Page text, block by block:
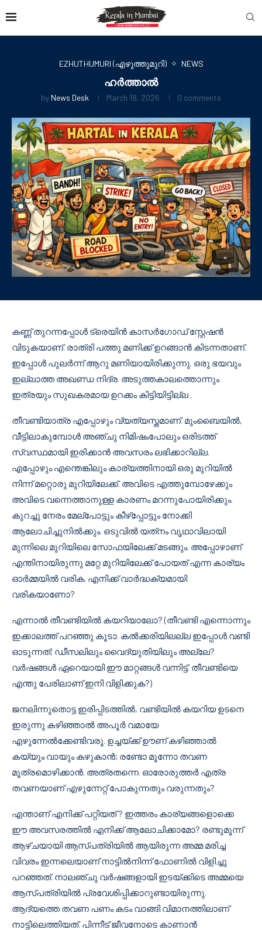
EZHUTHUMURI (എഴുത്തുമുറി) NEWS
ഹർത്താൽ
by News Desk March 18, 2026 0 comments
കണ്ണ് തുറന്നപ്പോൾ ട്രെയിൻ കാസർഗോഡ് സ്റ്റേഷൻ
വിടുകയാണ്. രാത്രി പത്തു മണിക്ക് ഉറങ്ങാൻ കിടന്നതാണ്.
ഇപ്പോൾ പുലർന്ന് ആറു മണിയായിരിക്കുന്നു. ഒരു ഭയവും
ഇല്ലാത്ത അഖണ്ഡ നിദ്ര. അടുത്തകാലത്തൊന്നും
ഇത്രയും സുഖകരമായ ഉറക്കം കിട്ടിയിട്ടില്ല .
തീവണ്ടിയാത്ര എപ്പോഴും വ്യത്യസ്തമാണ്. മുംബൈയിൽ,
വീട്ടിലാകുമ്പോൾ അഞ്ചു നിമിഷംപോലും ഒരിടത്ത്
സ്വസ്ഥമായി ഇരിക്കാൻ അവസരം ലഭിക്കാറില്ല.
എപ്പോഴും എന്തെങ്കിലും കാര്യത്തിനായി ഒരു മുറിയിൽ
നിന്ന് മറ്റൊരു മുറിയിലേക്ക്. അവിടെ എത്തുമ്പോഴേക്കും
അവിടെ വന്നെത്താനുള്ള കാരണം മറന്നുപോയിരിക്കും.
കുറച്ചു നേരം മേല്പോട്ടും കീഴ്പ്പോട്ടും നോക്കി
ആലോചിച്ചുനിൽക്കും. ഒടുവിൽ യത്‌നം വൃഥാവിലായി
മുന്നിലെ മുറിയിലെ സോഫയിലേക്ക് മടങ്ങും. അപ്പോഴാണ്
എന്തിനായിരുന്നു മറ്റേ മുറിയിലേക്ക് പോയത് എന്ന കാര്യം
ഓർമ്മയിൽ വരിക. എനിക്ക് വാർദ്ധക്യമായി
വരികയാണോ?
എന്നാൽ തീവണ്ടിയിൽ കയറിയാലോ? (തീവണ്ടി എന്നൊന്നും
ഇക്കാലത്ത് പറഞ്ഞു കൂടാ. കൽക്കരിയിലല്ല ഇപ്പോൾ വണ്ടി
ഓടുന്നത്; ഡീസലിലും വൈദ്യുതിയിലും അല്ലേ?
വർഷങ്ങൾ ഏറെയായി ഈ മാറ്റങ്ങൾ വന്നിട്ട്. തീവണ്ടിയെ
എന്തു പേരിലാണ് ഇനി വിളിക്കുക?)
ജനലിന്നുതൊട്ട ഇരിപ്പിടത്തിൽ, വണ്ടിയിൽ കയറിയ ഉടനെ
ഇരുന്നു കഴിഞ്ഞാൽ അപൂർ വമായേ
എഴുന്നേൽക്കേണ്ടിവരൂ. ഉച്ചയ്ക്ക് ഊണ് കഴിഞ്ഞാൽ
കയ്യും വായും കഴുകാൻ; രണ്ടോ മൂന്നോ തവണ
മൂത്രമൊഴിക്കാൻ. അത്രതന്നെ. ഓരോരുത്തർ എത്ര
തവണയാണ് എഴുന്നേറ്റ് പോകുന്നതും വരുന്നതും?
എന്താണ് എനിക്ക് പറ്റിയത് ? ഇത്തരം കാര്യങ്ങളൊക്കെ
ഈ അവസരത്തിൽ എനിക്ക് ആലോചിക്കാമോ? രണ്ടുമൂന്ന്
ആഴ്ചയായി ആസ്പത്രിയിൽ ആയിരുന്ന അമ്മ മരിച്ച
വിവരം ഇന്നലെയാണ് നാട്ടിൽനിന്ന് ഫോണിൽ വിളിച്ചു
പറഞ്ഞത്. നാലഞ്ചു വർഷങ്ങളായി ഇടയ്ക്കിടെ അമ്മയെ
ആസ്പത്രിയിൽ പ്രവേശിപ്പിക്കാറുണ്ടായിരുന്നു.
ആദ്യത്തെ തവണ പണം കടം വാങ്ങി വിമാനത്തിലാണ്
നാട്ടിലെത്തിയത്. പിന്നീട് ജീവനോടെ കാണാൻ